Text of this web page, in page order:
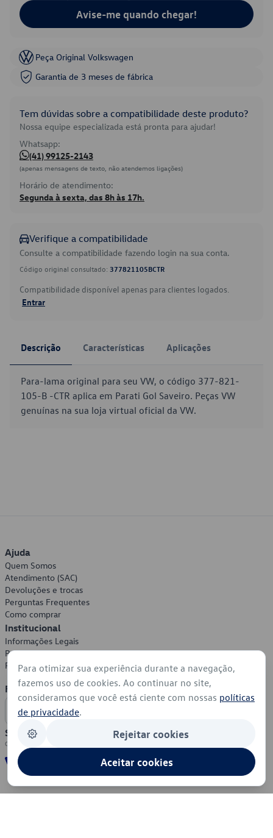
Avise-me quando chegar!
Peça Original Volkswagen
Garantia de 3 meses de fábrica
Tem dúvidas sobre a compatibilidade deste produto?
Nossa equipe especializada está pronta para ajudar!
Whatsapp:
(41) 99125-2143
(apenas mensagens de texto, não atendemos ligações)
Horário de atendimento:
Segunda à sexta, das 8h às 17h.
Verifique a compatibilidade
Consulte a compatibilidade fazendo login na sua conta.
Código original consultado: 377821105BCTR
Compatibilidade disponível apenas para clientes logados.
Entrar
Descrição Características Aplicações
Para-lama original para seu VW, o código 377-821-
105-B -CTR aplica em Parati Gol Saveiro. Peças VW
genuínas na sua loja virtual oficial da VW.
Ajuda
Quem Somos
Atendimento (SAC)
Devoluções e trocas
Perguntas Frequentes
Como comprar
Institucional
Informações Legais
Política de Privacidade
Política de Cookies
Formas de Pagamento
Segurança
Para otimizar sua experiência durante a navegação,
fazemos uso de cookies. Ao continuar no site,
consideramos que você está ciente com nossas políticas
de privacidade.
Rejeitar cookies
Aceitar cookies